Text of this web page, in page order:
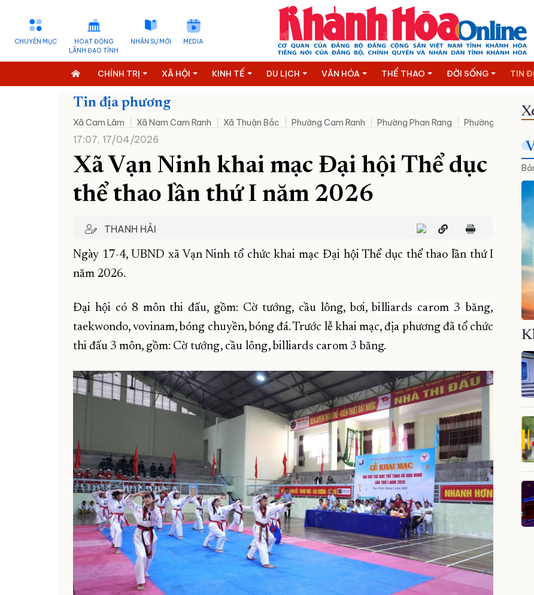
CHUYÊN MỤC
HOẠT ĐỘNG
LÃNH ĐẠO TỈNH
NHÂN SỰ MỚI MEDIA
CHÍNH TRỊ XÃ HỘI KINH TẾ DU LỊCH VĂN HÓA THỂ THAO ĐỜI SỐNG TIN
Tin địa phương
Xã Cam Lâm Xã Nam Cam Ranh Xã Thuận Bắc Phường Cam Ranh Phường Phan Rang Phường Bảo An
17:07, 17/04/2026
Xã Vạn Ninh khai mạc Đại hội Thể dục
thể thao lần thứ I năm 2026
THANH HẢI
Ngày 17-4, UBND xã Vạn Ninh tổ chức khai mạc Đại hội Thể dục thể thao lần thứ I
năm 2026.
Đại hội có 8 môn thi đấu, gồm: Cờ tướng, cầu lông, bơi, billiards carom 3 băng,
taekwondo, vovinam, bóng chuyền, bóng đá. Trước lễ khai mạc, địa phương đã tổ chức
thi đấu 3 môn, gồm: Cờ tướng, cầu lông, billiards carom 3 băng.